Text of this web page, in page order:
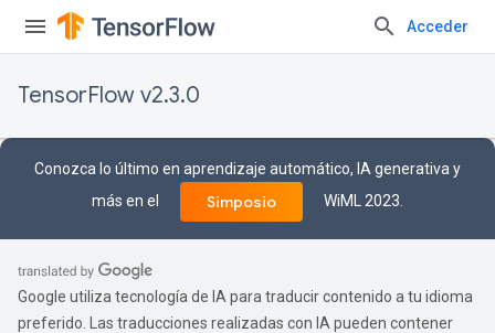
Acceder
TensorFlow v2.3.0
Conozca lo último en aprendizaje automático, IA generativa y
más en el
Simposio WiML 2023.
Google utiliza tecnología de IA para traducir contenido a tu idioma
preferido. Las traducciones realizadas con IA pueden contener